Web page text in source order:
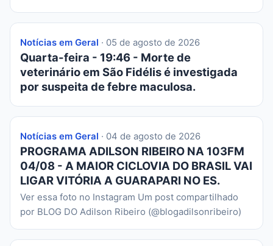
Notícias em Geral · 05 de agosto de 2026
Quarta-feira - 19:46 - Morte de
veterinário em São Fidélis é investigada
por suspeita de febre maculosa.
Notícias em Geral · 04 de agosto de 2026
PROGRAMA ADILSON RIBEIRO NA 103FM
04/08 - A MAIOR CICLOVIA DO BRASIL VAI
LIGAR VITÓRIA A GUARAPARI NO ES.
Ver essa foto no Instagram Um post compartilhado
por BLOG DO Adilson Ribeiro (@blogadilsonribeiro)